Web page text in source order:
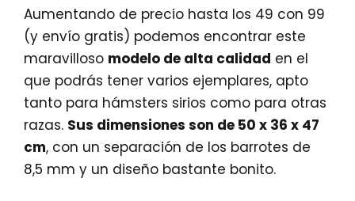
Aumentando de precio hasta los 49 con 99
(y envío gratis) podemos encontrar este
maravilloso modelo de alta calidad en el
que podrás tener varios ejemplares, apto
tanto para hámsters sirios como para otras
razas. Sus dimensiones son de 50 x 36 x 47
cm, con un separación de los barrotes de
8,5 mm y un diseño bastante bonito.